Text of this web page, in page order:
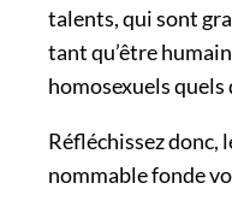
talents, qui sont
tant qu’être
homosexuels quels
Réfléchissez donc,
nommable fonde